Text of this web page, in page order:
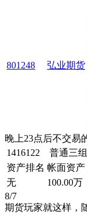
801248 弘业期货
晚上23点后不交易
1416122 普通三组
资产排名 帐面资产
无
100.00万
8/7
期货玩家就这样，